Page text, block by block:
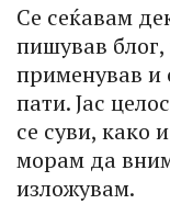
Се сеќавам
пишував
применував и
пати. Јас
се суви, како
морам да
изложувам.